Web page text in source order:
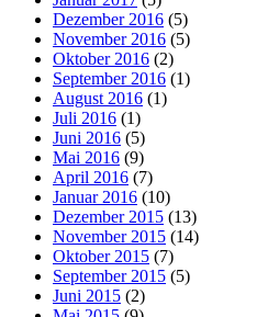
Dezember 2016 (5)
November 2016 (5)
Oktober 2016 (2)
September 2016 (1)
August 2016 (1)
Juli 2016 (1)
Juni 2016 (5)
Mai 2016 (9)
April 2016 (7)
Januar 2016 (10)
Dezember 2015 (13)
November 2015 (14)
Oktober 2015 (7)
September 2015 (5)
Juni 2015 (2)